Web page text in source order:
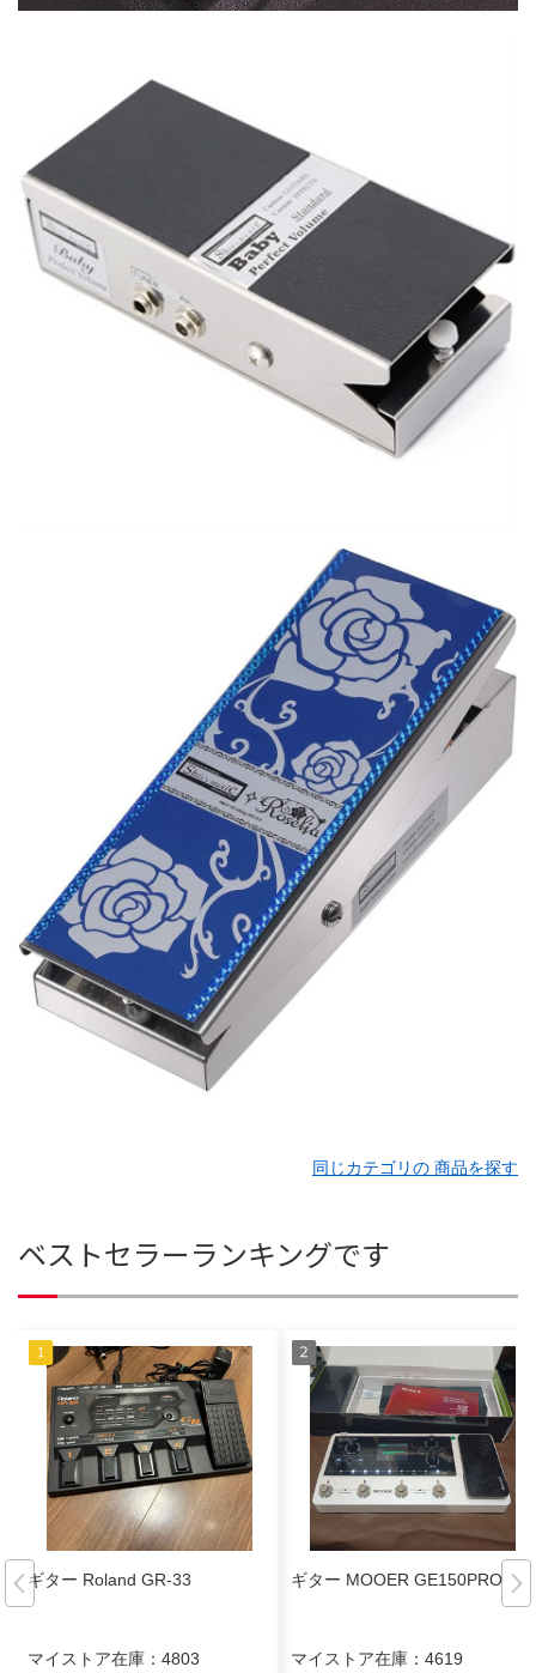
同じカテゴリの 商品を探す
ベストセラーランキングです
ギター Roland GR-33
マイストア在庫： 4803
ギター MOOER GE150PRO
マイストア在庫： 4619